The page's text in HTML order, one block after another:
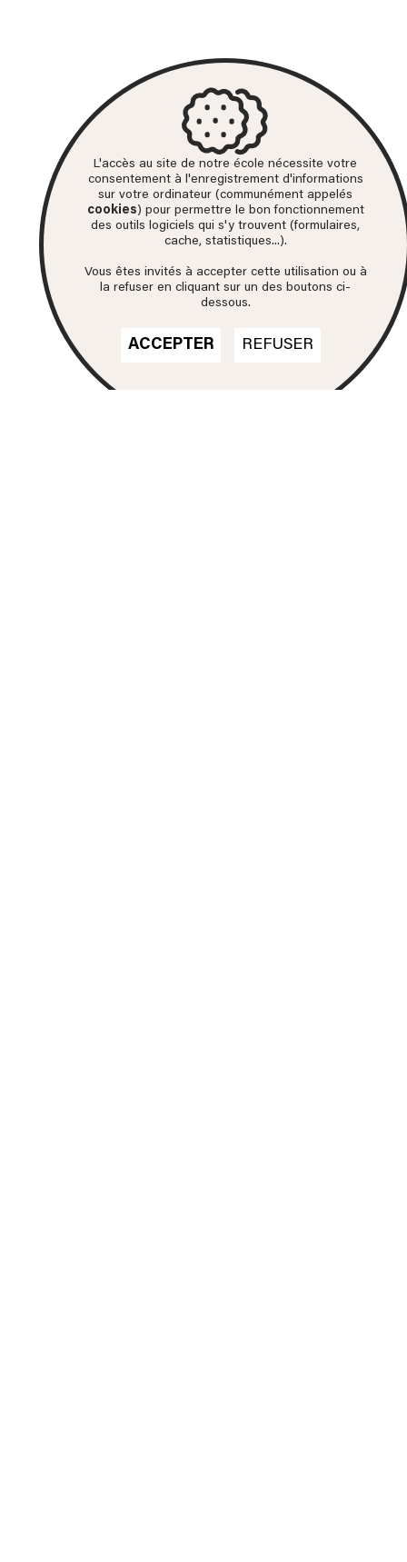
L'accès au site de notre école nécessite votre
consentement à l'enregistrement d'informations
sur votre ordinateur (communément appelés
cookies) pour permettre le bon fonctionnement
des outils logiciels qui s'y trouvent (formulaires,
cache, statistiques...).
Vous êtes invités à accepter cette utilisation ou à
la refuser en cliquant sur un des boutons ci-
dessous.
ACCEPTER REFUSER